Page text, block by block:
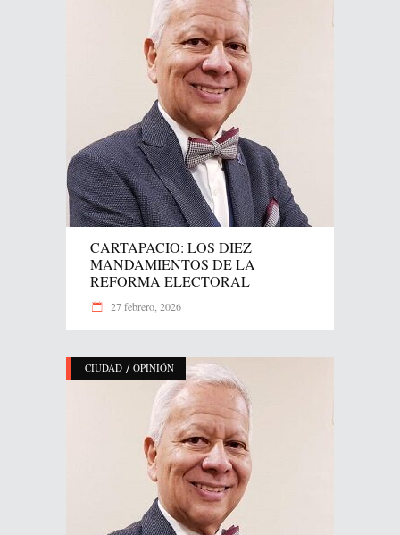
CARTAPACIO: LOS DIEZ
MANDAMIENTOS DE LA
REFORMA ELECTORAL
27 febrero, 2026
CIUDAD / OPINIÓN